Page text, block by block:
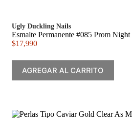
Ugly Duckling Nails
Esmalte Permanente #085 Prom Night
$17,990
AGREGAR AL CARRITO